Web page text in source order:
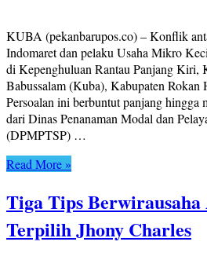
KUBA (pekanbarupos.co) – Konflik
Indomaret dan pelaku Usaha Mikro
di Kepenghuluan Rantau Panjang Kiri,
Babussalam (Kuba), Kabupaten Rokan
Persoalan ini berbuntut panjang hingga
dari Dinas Penanaman Modal dan
(DPMPTSP) …
Read More »
Tiga Tips
Terpilih Jhony Charles